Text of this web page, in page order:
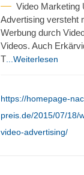
Video Marketing
Advertising versteht
Werbung durch
Videos. Auch
T ...Weiterlesen
https://homepage-
preis.de/2015/07/18/
video-advertising/